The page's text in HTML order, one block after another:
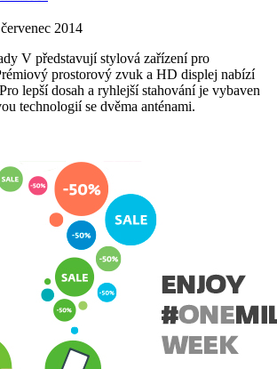
2014
V představují stylová zařízení pro
prostorový zvuk a HD displej nabízí
lepší dosah a ryhlejší stahování je vybaven
technologií se dvěma anténami.